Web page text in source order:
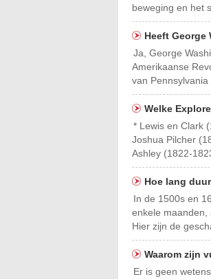
beweging en het
Heeft
Ja, George
Amerikaanse
van
Welke
* Lewis en Clark
Joshua Pilcher
Ashley (1822-
Hoe lang
In de 1500s en
enkele maanden,
Hier zijn de
Waarom zijn
Er is geen